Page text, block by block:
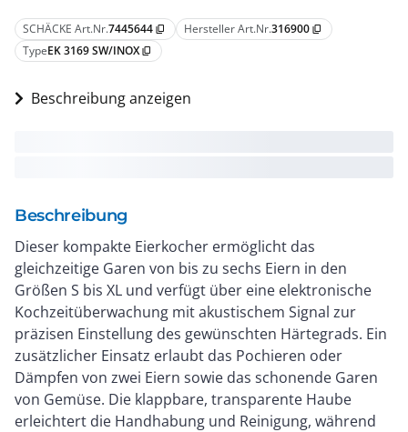
SCHÄCKE Art.Nr.7445644 content_copy Hersteller Art.Nr.316900 content_copy
TypeEK 3169 SW/INOX content_copy
Beschreibung anzeigen
Beschreibung
Dieser kompakte Eierkocher ermöglicht das
gleichzeitige Garen von bis zu sechs Eiern in den
Größen S bis XL und verfügt über eine elektronische
Kochzeitüberwachung mit akustischem Signal zur
präzisen Einstellung des gewünschten Härtegrads. Ein
zusätzlicher Einsatz erlaubt das Pochieren oder
Dämpfen von zwei Eiern sowie das schonende Garen
von Gemüse. Die klappbare, transparente Haube
erleichtert die Handhabung und Reinigung, während